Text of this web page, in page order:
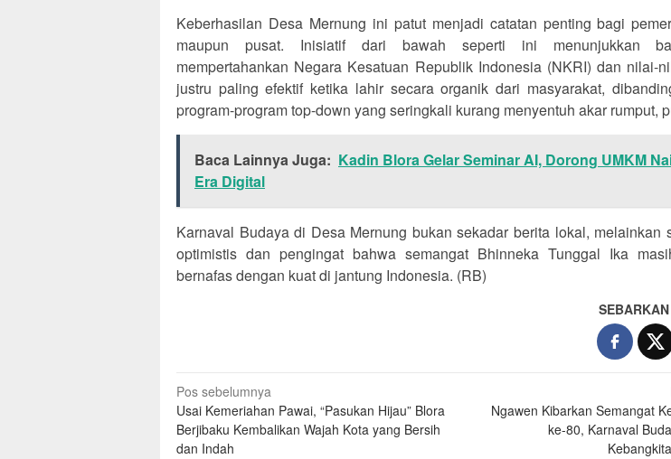
Keberhasilan Desa Mernung ini patut menjadi catatan penting bagi
maupun pusat. Inisiatif dari bawah seperti ini menunjukkan
mempertahankan Negara Kesatuan Republik Indonesia (NKRI) dan nilai-
justru paling efektif ketika lahir secara organik dari masyarakat,
program-program top-down yang seringkali kurang menyentuh akar rumput,
Baca Lainnya Juga: Kadin Blora Gelar Seminar AI, Dorong UMKM
Era Digital
Karnaval Budaya di Desa Mernung bukan sekadar berita lokal, melainkan
optimistis dan pengingat bahwa semangat Bhinneka Tunggal Ika
bernafas dengan kuat di jantung Indonesia. (RB)
SEBARKAN
Navigasi
pos
Pos sebelumnya
Usai Kemeriahan Pawai, “Pasukan Hijau” Blora
Berjibaku Kembalikan Wajah Kota yang Bersih
dan Indah
Ngawen Kibarkan Semangat
ke-80, Karnaval